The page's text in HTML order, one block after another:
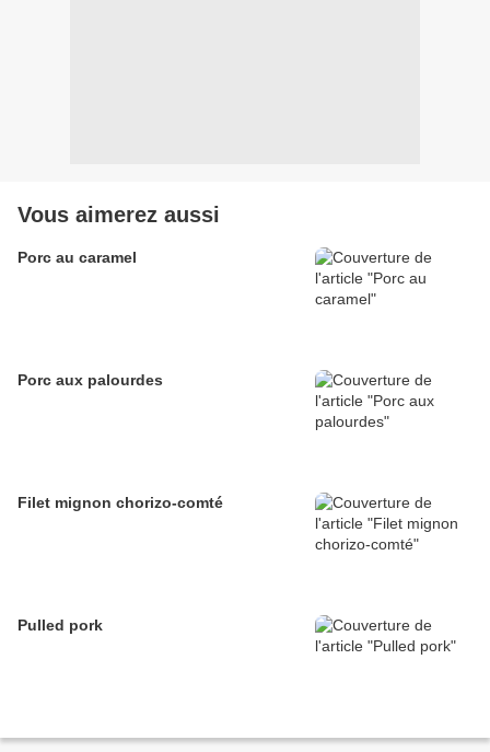
Vous aimerez aussi
Porc au caramel
Porc aux palourdes
Filet mignon chorizo-comté
Pulled pork